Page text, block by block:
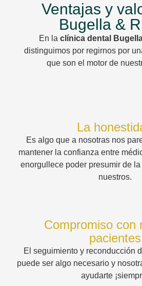
Ventajas y
Bugella &
En la clínica dental
distinguimos por regirnos por
que son el motor de
La
Es algo que a nosotras nos
mantener la confianza entre
enorgullece poder presumir de
nuestros.
Compromiso con
pacientes
El seguimiento y reconducción
puede ser algo necesario y
ayudarte